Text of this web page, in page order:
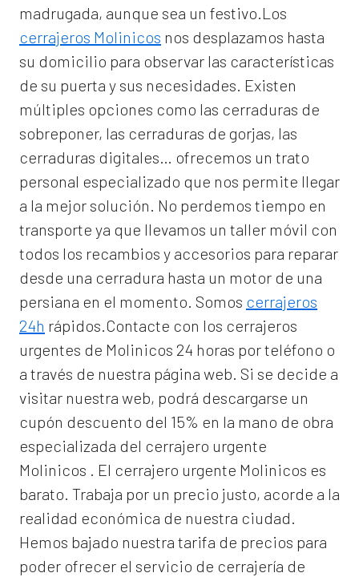
madrugada, aunque sea un festivo.Los
cerrajeros Molinicos nos desplazamos hasta
su domicilio para observar las características
de su puerta y sus necesidades. Existen
múltiples opciones como las cerraduras de
sobreponer, las cerraduras de gorjas, las
cerraduras digitales… ofrecemos un trato
personal especializado que nos permite llegar
a la mejor solución. No perdemos tiempo en
transporte ya que llevamos un taller móvil con
todos los recambios y accesorios para reparar
desde una cerradura hasta un motor de una
persiana en el momento. Somos cerrajeros
24h rápidos.Contacte con los cerrajeros
urgentes de Molinicos 24 horas por teléfono o
a través de nuestra página web. Si se decide a
visitar nuestra web, podrá descargarse un
cupón descuento del 15% en la mano de obra
especializada del cerrajero urgente
Molinicos . El cerrajero urgente Molinicos es
barato. Trabaja por un precio justo, acorde a la
realidad económica de nuestra ciudad.
Hemos bajado nuestra tarifa de precios para
poder ofrecer el servicio de cerrajería de